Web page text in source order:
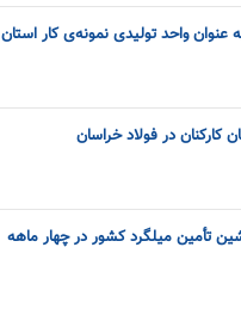
عنوان واحد تولیدی نمونه‌ی کار استان
کارکنان در فولاد خراسان
تأمین میلگرد کشور در چهار ماهه